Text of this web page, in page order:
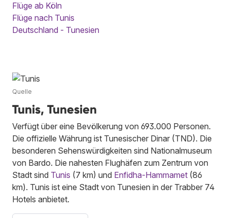
Flüge ab Köln
Flüge nach Tunis
Deutschland - Tunesien
Quelle
Tunis, Tunesien
Verfügt über eine Bevölkerung von 693.000 Personen.
Die offizielle Währung ist Tunesischer Dinar (TND). Die
besonderen Sehenswürdigkeiten sind Nationalmuseum
von Bardo. Die nahesten Flughäfen zum Zentrum von
Stadt sind Tunis (7 km) und Enfidha-Hammamet (86
km). Tunis ist eine Stadt von Tunesien in der Trabber 74
Hotels anbietet.